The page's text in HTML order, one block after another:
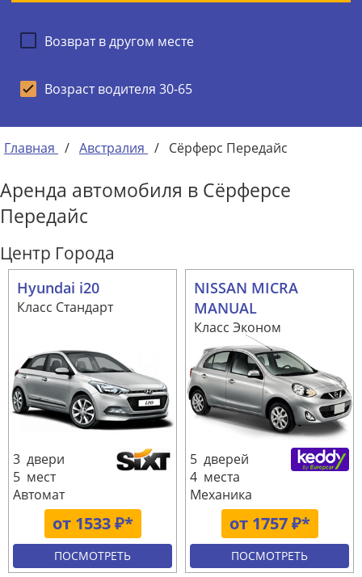
Возврат в другом месте
Возраст водителя 30-65
Главная / Австралия / Сёрферс Передайс
Аренда автомобиля в Сёрферсе
Передайс
Центр Города
Hyundai i20
Класс Стандарт
от 1533 ₽*
3 двери
5 мест
Автомат
ПОСМОТРЕТЬ
NISSAN MICRA
MANUAL
Класс Эконом
от 1757 ₽*
5 дверей
4 места
Механика
ПОСМОТРЕТЬ